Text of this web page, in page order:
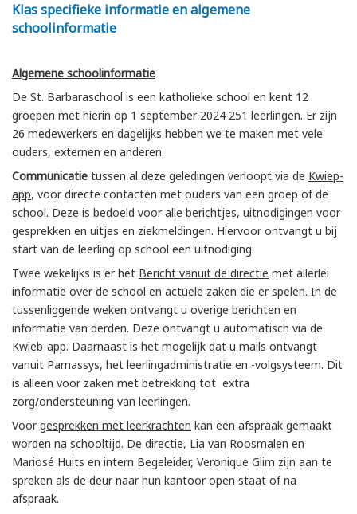
Klas specifieke informatie en algemene
schoolinformatie
Algemene schoolinformatie
De St. Barbaraschool is een katholieke school en kent 12
groepen met hierin op 1 september 2024 251 leerlingen. Er zijn
26 medewerkers en dagelijks hebben we te maken met vele
ouders, externen en anderen.
Communicatie tussen al deze geledingen verloopt via de Kwiep-
app, voor directe contacten met ouders van een groep of de
school. Deze is bedoeld voor alle berichtjes, uitnodigingen voor
gesprekken en uitjes en ziekmeldingen. Hiervoor ontvangt u bij
start van de leerling op school een uitnodiging.
Twee wekelijks is er het Bericht vanuit de directie met allerlei
informatie over de school en actuele zaken die er spelen. In de
tussenliggende weken ontvangt u overige berichten en
informatie van derden. Deze ontvangt u automatisch via de
Kwieb-app. Daarnaast is het mogelijk dat u mails ontvangt
vanuit Parnassys, het leerlingadministratie en -volgsysteem. Dit
is alleen voor zaken met betrekking tot extra
zorg/ondersteuning van leerlingen.
Voor gesprekken met leerkrachten kan een afspraak gemaakt
worden na schooltijd. De directie, Lia van Roosmalen en
Mariosé Huits en intern Begeleider, Veronique Glim zijn aan te
spreken als de deur naar hun kantoor open staat of na
afspraak.